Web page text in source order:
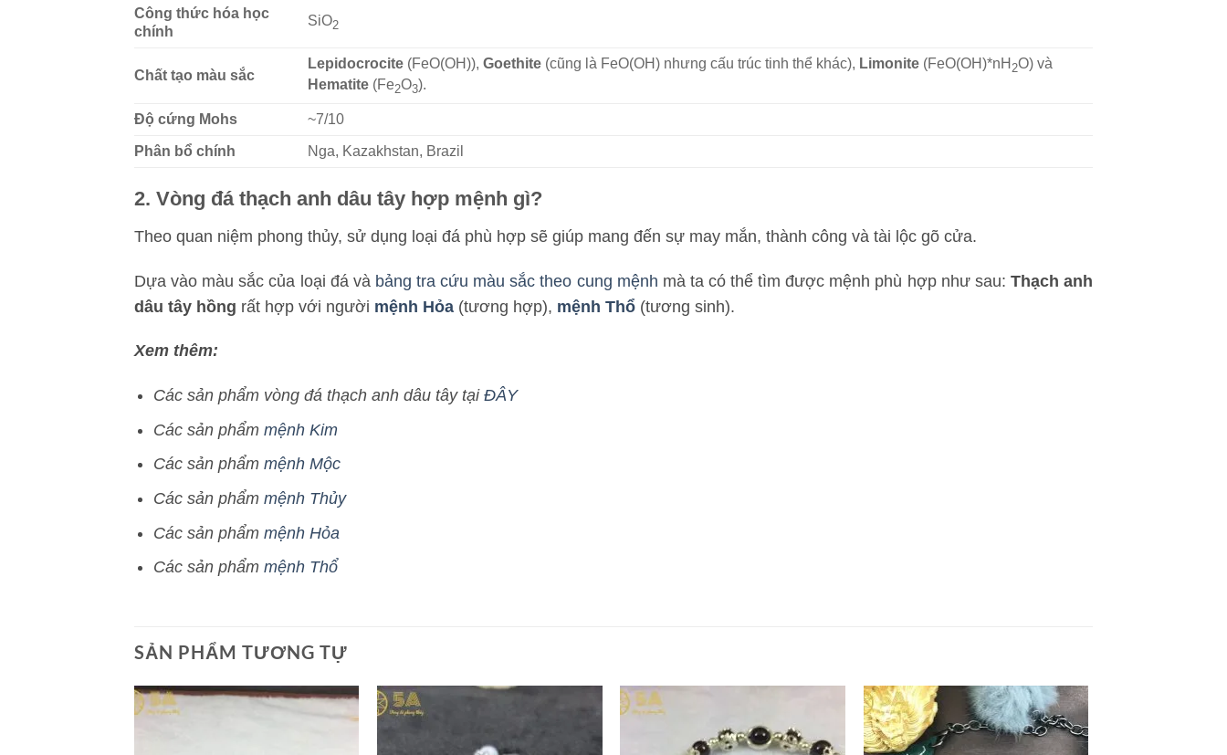
Công thức hóa học
chính
SiO2
Chất tạo màu sắc
Lepidocrocite (FeO(OH)),Goethite (cũng là FeO(OH) nhưng cấu trúc tinh thể khác), Limonite (FeO(OH)*nH 2O) và
Hematite (Fe2O3).
Độ cứng Mohs ~7/10
Phân bổ chính Nga, Kazakhstan, Brazil
2. Vòng đá thạch anh dâu tây hợp mệnh gì?
Theo quan niệm phong thủy, sử dụng loại đá phù hợp sẽ giúp mang đến sự may mắn, thành công và tài lộc gõ cửa.
Dựa vào màu sắc của loại đá và bảng tra cứu màu sắc theo cung mệnh mà ta có thể tìm được mệnh phù hợp như sau: Thạch anh
dâu tây hồng rất hợp với người mệnh Hỏa (tương hợp), mệnh Thổ (tương sinh).
Xem thêm:
Các sản phẩm vòng đá thạch anh dâu tây tại ĐÂY
Các sản phẩm mệnh Kim
Các sản phẩm mệnh Mộc
Các sản phẩm mệnh Thủy
Các sản phẩm mệnh Hỏa
Các sản phẩm mệnh Thổ
SẢN PHẨM TƯƠNG TỰ